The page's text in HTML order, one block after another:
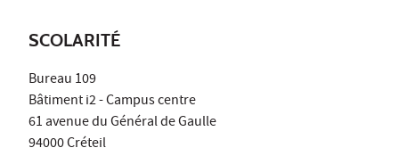
SCOLARITÉ
Bureau 109
Bâtiment i2 - Campus centre
61 avenue du Général de Gaulle
94000 Créteil